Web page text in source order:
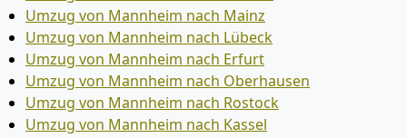
Umzug von Mannheim nach Mainz
Umzug von Mannheim nach Lübeck
Umzug von Mannheim nach Erfurt
Umzug von Mannheim nach Oberhausen
Umzug von Mannheim nach Rostock
Umzug von Mannheim nach Kassel